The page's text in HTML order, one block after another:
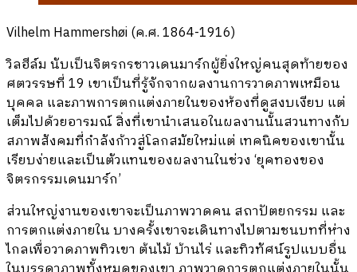
Vilhelm Hammershøi (ค.ศ. 1864-1916)
วิลฮีล์ม นับเป็นจิตรกรชาวเดนมาร์กผู้ยิ่งใหญ่คนสุดท้ายของ
ศตวรรษที่ 19 เขาเป็นที่รู้จักจากผลงานการวาดภาพเหมือน
บุคคล และภาพการตกแต่งภายในของห้องที่ดูสงบเงียบ แต่
เต็มไปด้วยอารมณ์ สิ่งที่เขานำเสนอในผลงานนั้นสวนทางกับ
สภาพสังคมที่กำลังก้าวสู่โลกสมัยใหม่แต่ เทคนิคของเขานั้น
เรียบง่ายและเป็นตัวแทนของผลงานในช่วง ‘ยุคทองของ
จิตรกรรมเดนมาร์ก’
ส่วนใหญ่งานของเขาจะเป็นภาพวาดคน สถาปัตยกรรม และ
การตกแต่งภายใน บางครั้งเขาจะเดินทางไปตามชนบทที่ห่าง
ไกลเพื่อวาดภาพทิวเขา ต้นไม้ บ้านไร่ และทิวทัศน์รูปแบบอื่น